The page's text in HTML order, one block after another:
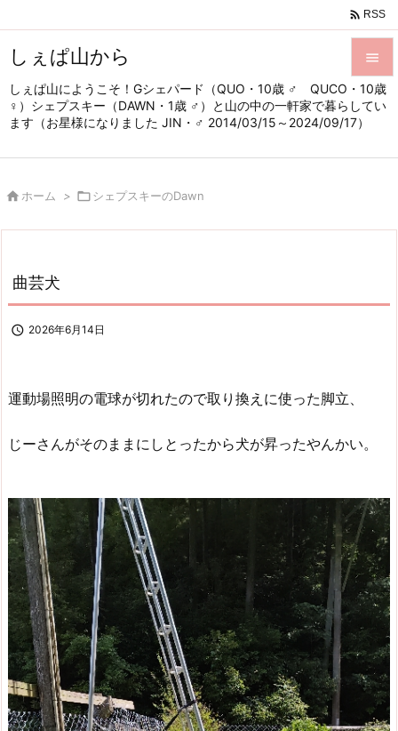
しぇぱ山から
しぇぱ山にようこそ！Gシェパード（QUO・10歳 ♂ QUCO・10歳
♀）シェプスキー（DAWN・1歳 ♂）と山の中の一軒家で暮らしてい
ます（お星様になりました JIN・♂ 2014/03/15～2024/09/17）


メニュ
サイド

 RSS
 ホーム > シェプスキーのDawn
曲芸犬
 2026年6月14日
運動場照明の電球が切れたので取り換えに使った脚立、
じーさんがそのままにしとったから犬が昇ったやんかい。